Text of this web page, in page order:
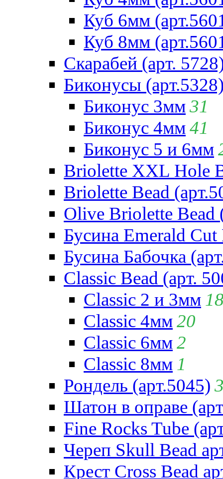
Куб 6мм
Куб 8мм
Скарабей (арт.
Биконусы
Биконус 3мм31
Биконус 4мм41
Биконус 5 и 6мм
Briolette XXL Hole
Briolette Bead
Olive Briolette Bead
Бусина Emerald Cut
Бусина Бабочка
Classic Bead (арт.
Classic 2 и 3мм
Classic 4мм20
Classic 6мм2
Classic 8мм 1
Рондель (арт.5045)
Шатон в оправе
Fine Rocks Tube
Череп Skull Bead
Крест Cross Bead